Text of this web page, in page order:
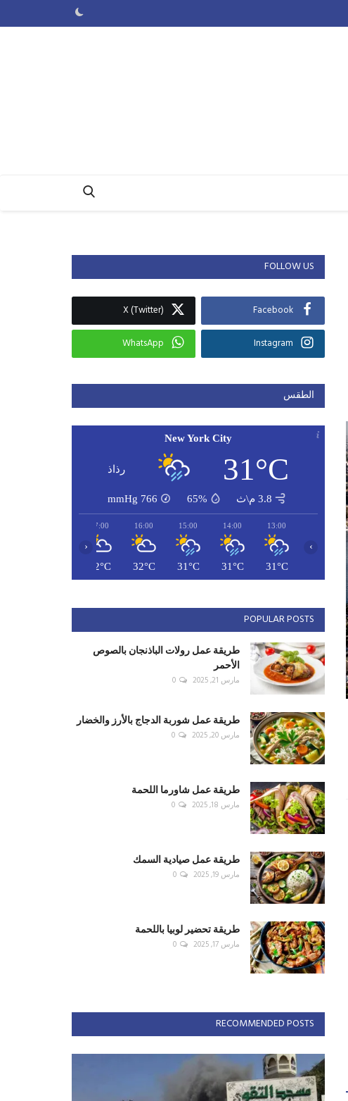
FOLLOW US
Facebook
X (Twitter)
Instagram
WhatsApp
الطقس
New York City
31°C رذاذ
3.8 م\ث 65%
766
mmHg
13:00
31°C
14:00
31°C
15:00
31°C
16:00
32°C
17:00
32°C
‹ ›
POPULAR POSTS
طريقة عمل رولات الباذنجان بالصوص
الأحمر
مارس 21, 2025 0
طريقة عمل شوربة الدجاج بالأرز والخضار
مارس 20, 2025 0
طريقة عمل شاورما اللحمة
مارس 18, 2025 0
طريقة عمل صيادية السمك
مارس 19, 2025 0
طريقة تحضير لوبيا باللحمة
مارس 17, 2025 0
RECOMMENDED POSTS